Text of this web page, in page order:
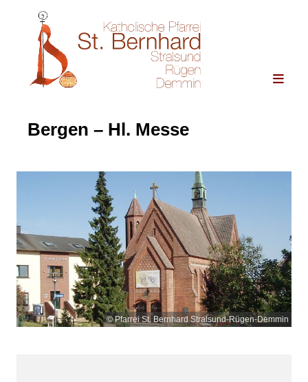
Bergen – Hl. Messe
© Pfarrei St. Bernhard Stralsund-Rügen-Demmin